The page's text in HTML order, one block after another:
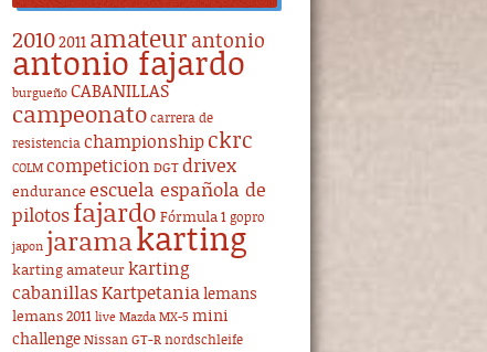
20102011 amateur antonio
antonio fajardo
burgueño CABANILLAS
campeonato carrera de
resistencia championship ckrc
COLM competicion DGT drivex
endurance escuela española de
pilotos fajardo Fórmula 1 gopro
japon jaramakarting
karting amateur karting
cabanillas Kartpetanialemans
lemans 2011 live Mazda MX-5 mini
challenge Nissan GT-R nordschleife